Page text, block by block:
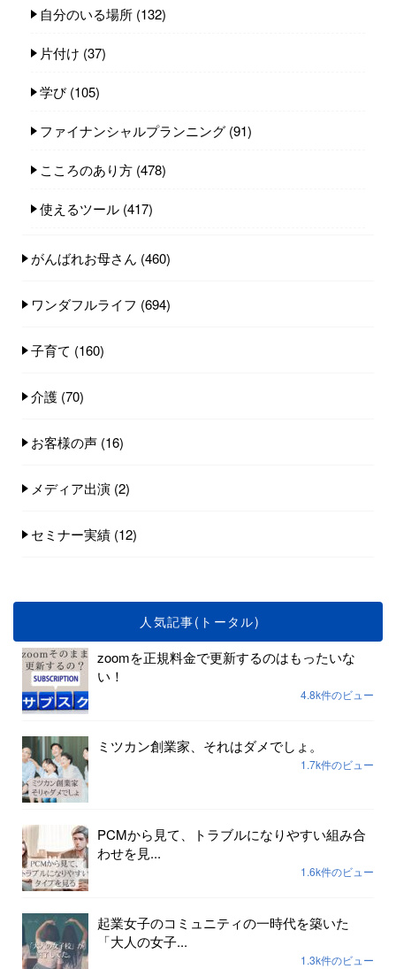
自分のいる場所 (132)
片付け (37)
学び(105)
ファイナンシャルプランニング (91)
こころのあり方 (478)
使えるツール (417)
がんばれお母さん (460)
ワンダフルライフ (694)
子育て (160)
介護 (70)
お客様の声 (16)
メディア出演 (2)
セミナー実績 (12)
人気記事(トータル)
zoomを正規料金で更新するのはもったいな
い！
4.8k件のビュー
ミツカン創業家、それはダメでしょ。
1.7k件のビュー
PCMから見て、トラブルになりやすい組み合
わせを見...
1.6k件のビュー
起業女子のコミュニティの一時代を築いた
「大人の女子...
1.3k件のビュー